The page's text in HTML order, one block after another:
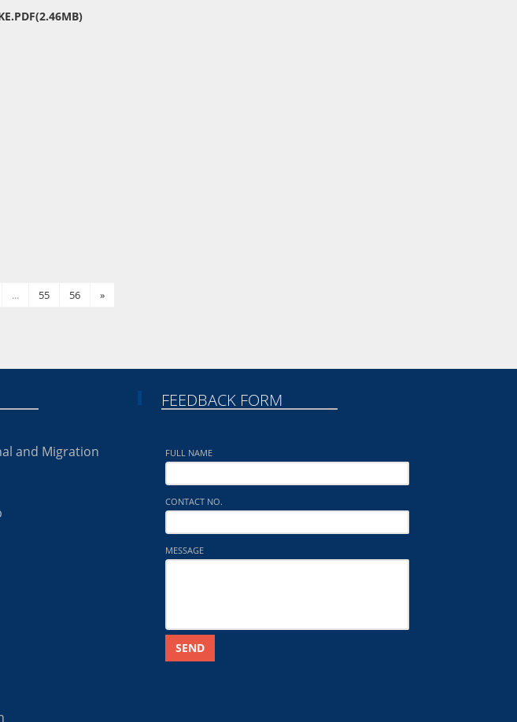
... 55 56 »
and Migration
FEEDBACK FORM
FULL NAME
CONTACT NO.
MESSAGE
SEND